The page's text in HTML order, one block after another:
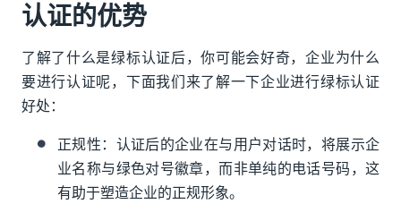
认证的优势
了解了什么是绿标认证后，你可能会好奇，企业为什么
要进行认证呢，下面我们来了解一下企业进行绿标认证
好处：
正规性：认证后的企业在与用户对话时，将展示企
业名称与绿色对号徽章，而非单纯的电话号码，这
有助于塑造企业的正规形象。